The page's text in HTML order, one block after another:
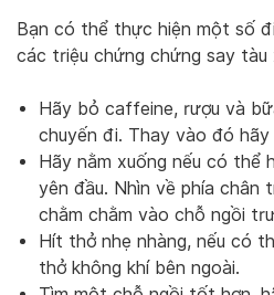
Bạn có thể thực hiện một số
các triệu chứng chứng say tàu
Hãy bỏ caffeine, rượu và
chuyến đi. Thay vào đó hãy
Hãy nằm xuống nếu có thể
yên đầu. Nhìn về phía chân
chằm chằm vào chỗ ngồi
Hít thở nhẹ nhàng, nếu có
thở không khí bên ngoài.